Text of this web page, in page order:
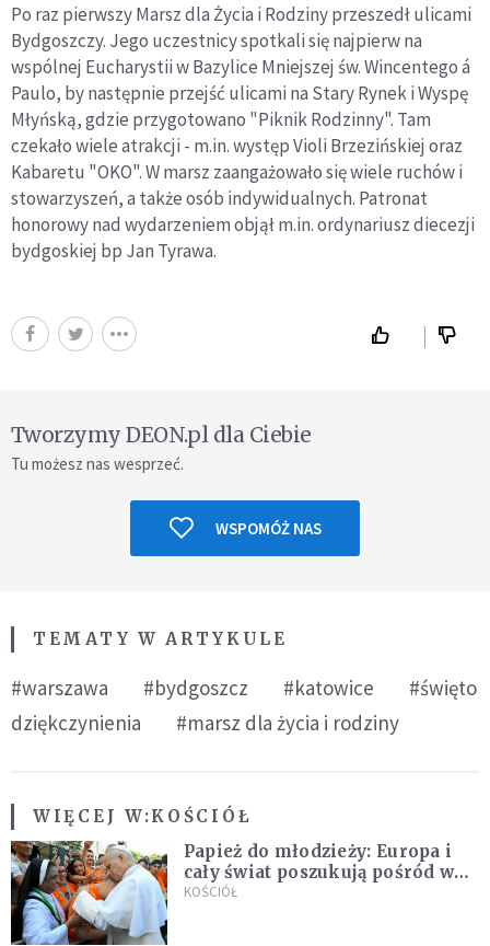
Po raz pierwszy Marsz dla Życia i Rodziny przeszedł ulicami
Bydgoszczy. Jego uczestnicy spotkali się najpierw na
wspólnej Eucharystii w Bazylice Mniejszej św. Wincentego á
Paulo, by następnie przejść ulicami na Stary Rynek i Wyspę
Młyńską, gdzie przygotowano "Piknik Rodzinny". Tam
czekało wiele atrakcji - m.in. występ Violi Brzezińskiej oraz
Kabaretu "OKO". W marsz zaangażowało się wiele ruchów i
stowarzyszeń, a także osób indywidualnych. Patronat
honorowy nad wydarzeniem objął m.in. ordynariusz diecezji
bydgoskiej bp Jan Tyrawa.
Tworzymy DEON.pl dla Ciebie
Tu możesz nas wesprzeć.
WSPOMÓŻ NAS
TEMATY W ARTYKULE
#warszawa #bydgoszcz #katowice
#święto
dziękczynienia
#marsz dla życia i rodziny
WIĘCEJ W:KOŚCIÓŁ
Papież do młodzieży: Europa i
cały świat poszukują pośród was
nowych świętych
KOŚCIÓŁ